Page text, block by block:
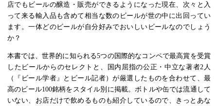
店でもビールの醸造・販売ができるようになった現在、次々と入
って来る輸入品も含めて相当な数のビールが世の中に出回ってい
ます。一体どのビールが自分好みでおいしいビールなのでしょう
か？
本書では、世界的に知られる5つの国際的なコンペで最高賞を受賞
したビールからのセレクトと、国内屈指の公正・中立な著者2人
（『ビール学者』とビール記者）が厳選したものを合わせて、最
高のビール100銘柄をスタイル別に掲載。ボトルや缶では流通して
いない、お店だけで飲めるものも紹介しているので、きっとあな